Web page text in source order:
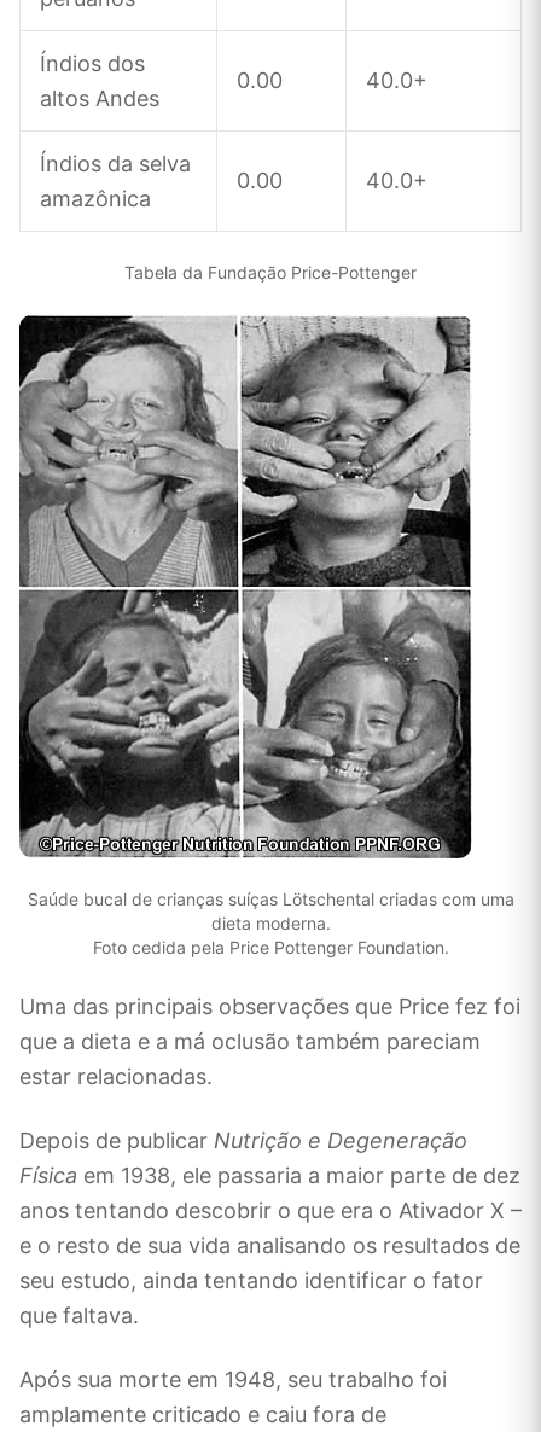
Índios dos
altos Andes
0.00 40.0+
Índios da selva
amazônica
0.00 40.0+
Tabela da Fundação Price-Pottenger
Saúde bucal de crianças suíças Lötschental criadas com uma
dieta moderna.
Foto cedida pela Price Pottenger Foundation.
Uma das principais observações que Price fez foi
que a dieta e a má oclusão também pareciam
estar relacionadas.
Depois de publicar Nutrição e Degeneração
Física em 1938, ele passaria a maior parte de dez
anos tentando descobrir o que era o Ativador X –
e o resto de sua vida analisando os resultados de
seu estudo, ainda tentando identificar o fator
que faltava.
Após sua morte em 1948, seu trabalho foi
amplamente criticado e caiu fora de